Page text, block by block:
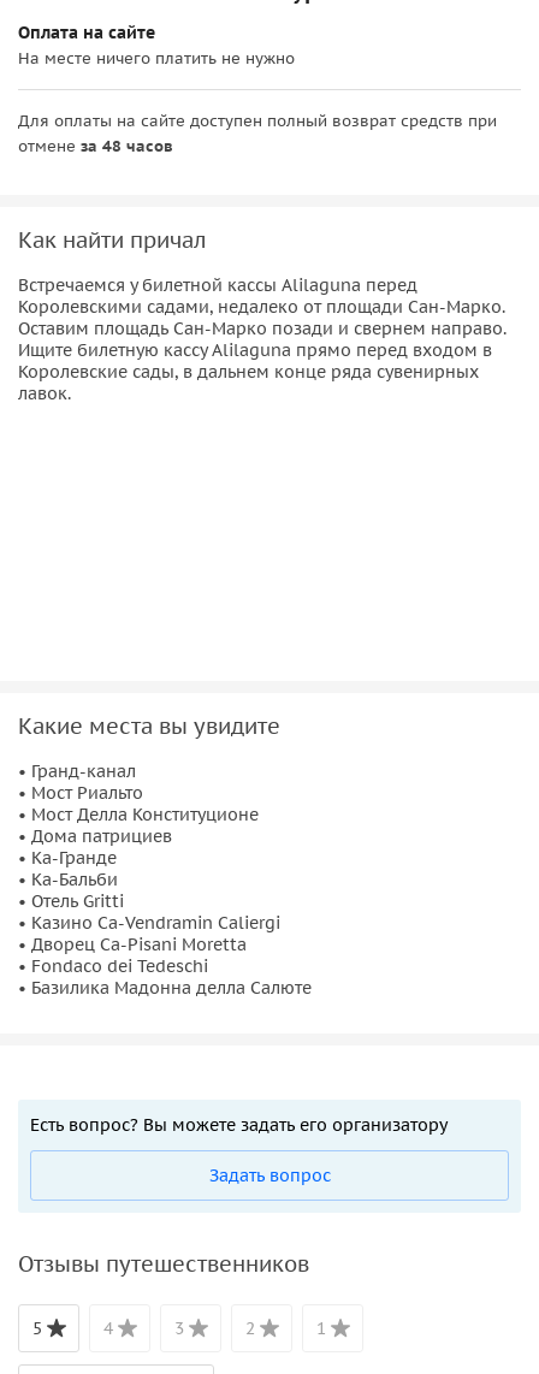
исторических международных сообществ, таких как
Fondaco dei Tedeschi, и впечатляющей базилики
делла Салюте— одного из самых узнаваемых
религиозных сооружений города. Вас ожидает яркое
водное приключение с лучшими видами и уникальной
Оплата на сайте
На месте ничего платить не нужно
Для оплаты на сайте доступен полный возврат средств при
отмене за 48 часов
Как найти причал
Встречаемся у билетной кассы Alilaguna перед
Королевскими садами, недалеко от площади Сан-Марко.
Оставим площадь Сан-Марко позади и свернем направо.
Ищите билетную кассу Alilaguna прямо перед входом в
Королевские сады, в дальнем конце ряда сувенирных
лавок.
Какие места вы увидите
• Гранд-канал
• Мост Риальто
• Мост Делла Конституционе
• Дома патрициев
• Ка-Гранде
• Ка-Бальби
• Отель Gritti
• Казино Ca-Vendramin Caliergi
• Дворец Ca-Pisani Moretta
• Fondaco dei Tedeschi
• Базилика Мадонна делла Салюте
Есть вопрос? Вы можете задать его организатору
Задать вопрос
Отзывы путешественников
5 4 3 2 1